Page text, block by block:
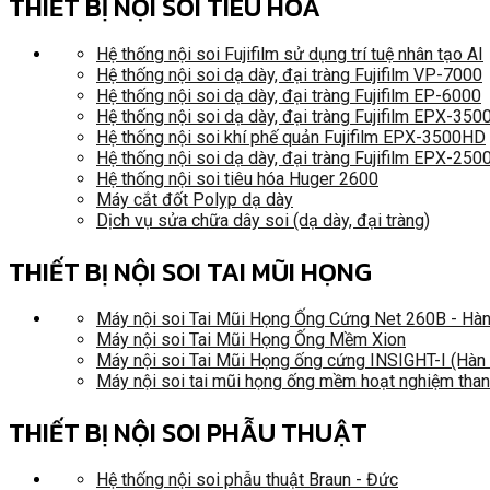
Hệ thống nội soi Fujifilm sử dụng trí tuệ nhân tạo AI
Hệ thống nội soi dạ dày, đại tràng Fujifilm VP-7000
Hệ thống nội soi dạ dày, đại tràng Fujifilm EP-6000
Hệ thống nội soi dạ dày, đại tràng Fujifilm EPX-
Hệ thống nội soi khí phế quản Fujifilm EPX-3500HD
Hệ thống nội soi dạ dày, đại tràng Fujifilm EPX-
Hệ thống nội soi tiêu hóa Huger 2600
Máy cắt đốt Polyp dạ dày
Dịch vụ sửa chữa dây soi (dạ dày, đại tràng)
THIẾT BỊ NỘI SOI TAI MŨI HỌNG
Máy nội soi Tai Mũi Họng Ống Cứng Net 260B -
Máy nội soi Tai Mũi Họng Ống Mềm Xion
Máy nội soi Tai Mũi Họng ống cứng INSIGHT-I (Hàn
Máy nội soi tai mũi họng ống mềm hoạt nghiệm
THIẾT BỊ NỘI SOI PHẪU THUẬT
Hệ thống nội soi phẫu thuật Braun - Đức